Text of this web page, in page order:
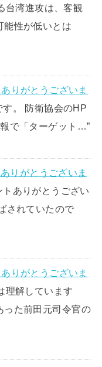
台湾進攻は、客観
能性が低いとは
りがとうございま
。 防衛協会のHP
で「ターゲット…”
りがとうございま
ありがとうござい
されていたので
りがとうございま
理解しています
った前田元司令官の